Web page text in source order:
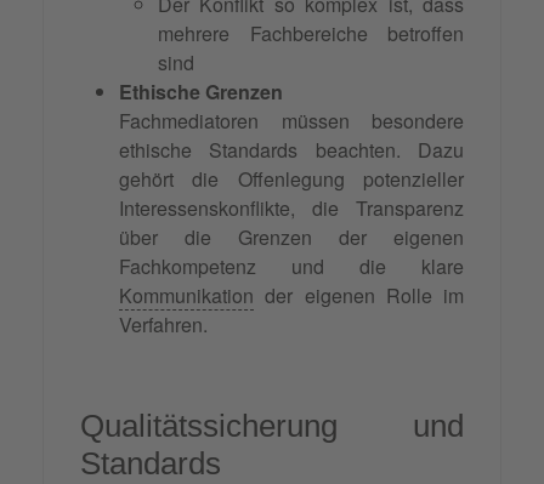
mehrere Fachbereiche betroffen
sind
Ethische Grenzen
Fachmediatoren müssen besondere
ethische Standards beachten. Dazu
gehört die Offenlegung potenzieller
Interessenskonflikte, die Transparenz
über die Grenzen der eigenen
Fachkompetenz und die klare
Kommunikation der eigenen Rolle im
Verfahren.
Qualitätssicherung und
Standards